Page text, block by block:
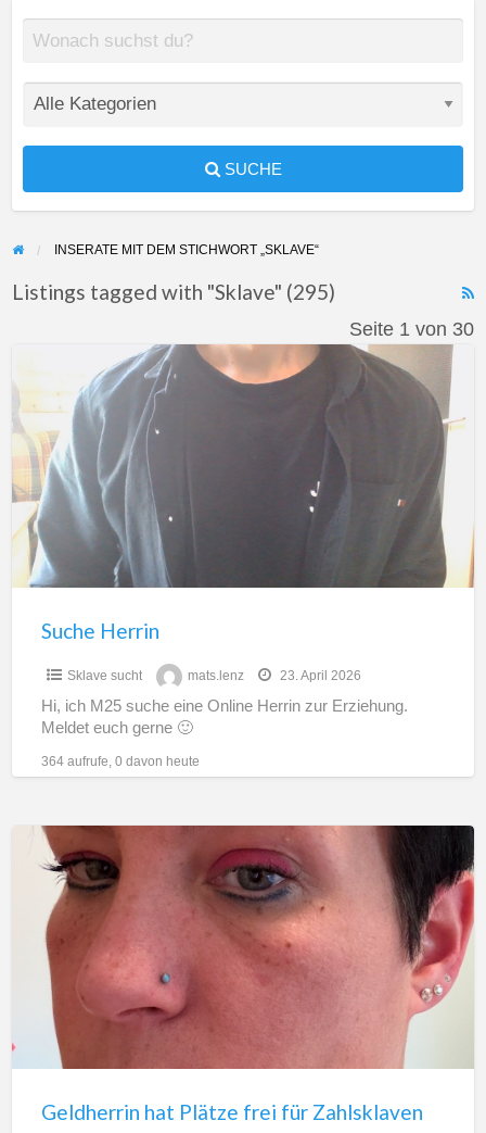
SUCHE
INSERATE MIT DEM STICHWORT „SKLAVE“
Listings tagged with "Sklave" (295)
Seite 1 von 30
Herrin
Suche Herrin
Sklave sucht mats.lenz 23. April 2026
Hi, ich M25 suche eine Online Herrin zur Erziehung.
Meldet euch gerne 🙂
364 aufrufe, 0 davon heute
Geldherrin
Plätze
Zahlsklaven
Geldherrin hat Plätze frei für Zahlsklaven